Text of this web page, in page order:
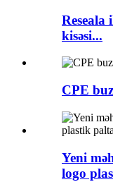
Reseala
kisəsi...
CPE
Yeni
logo